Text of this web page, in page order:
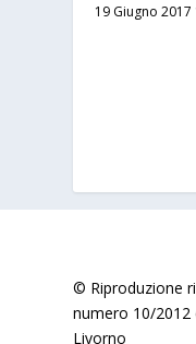
19 Giugno 2017
© Riproduzione
numero 10/2012
Livorno